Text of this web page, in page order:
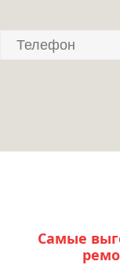
Самые